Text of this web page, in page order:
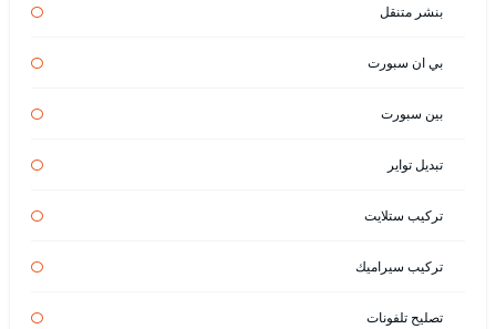
بنشر متنقل
بي ان سبورت
بين سبورت
تبديل تواير
تركيب ستلايت
تركيب سيراميك
تصليح تلفونات